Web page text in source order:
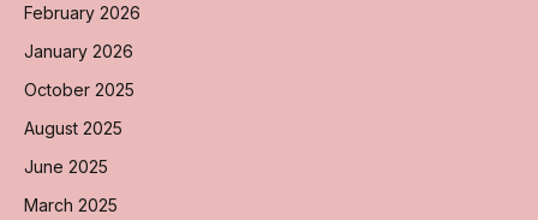
February 2026
January 2026
October 2025
August 2025
June 2025
March 2025